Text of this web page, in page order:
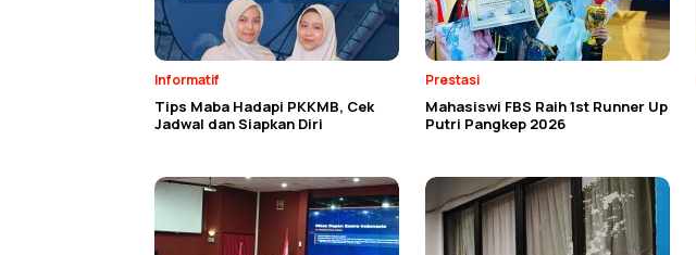
Informatif
Tips Maba Hadapi PKKMB, Cek
Jadwal dan Siapkan Diri
Prestasi
Mahasiswi FBS Raih 1st Runner Up
Putri Pangkep 2026